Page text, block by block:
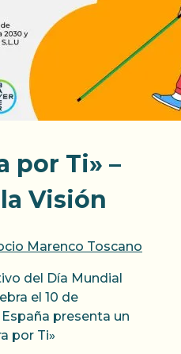
por Ti» –
Visión
Marenco Toscano
del Día Mundial
el 10 de
presenta un
por Ti»